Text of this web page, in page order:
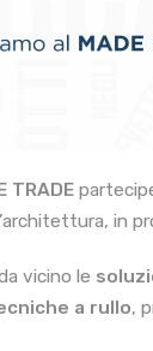
TRADE
in
vicino le
a rullo,